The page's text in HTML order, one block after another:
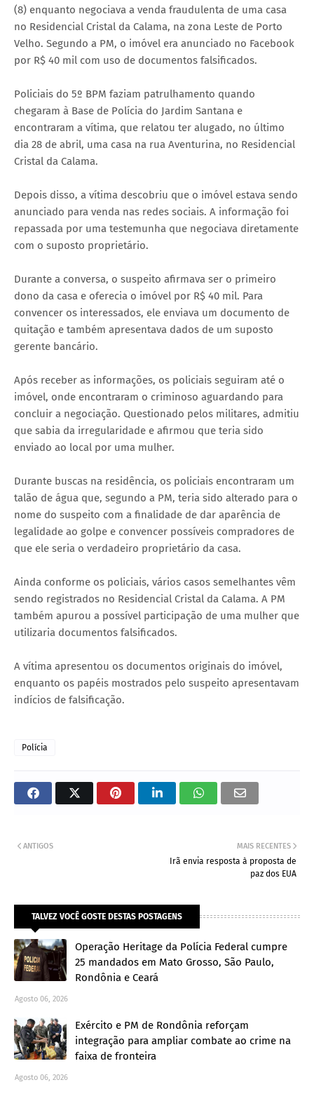
(8) enquanto negociava a venda fraudulenta de uma casa
no Residencial Cristal da Calama, na zona Leste de Porto
Velho. Segundo a PM, o imóvel era anunciado no Facebook
por R$ 40 mil com uso de documentos falsificados.
Policiais do 5º BPM faziam patrulhamento quando
chegaram à Base de Polícia do Jardim Santana e
encontraram a vítima, que relatou ter alugado, no último
dia 28 de abril, uma casa na rua Aventurina, no Residencial
Cristal da Calama.
Depois disso, a vítima descobriu que o imóvel estava sendo
anunciado para venda nas redes sociais. A informação foi
repassada por uma testemunha que negociava diretamente
com o suposto proprietário.
Durante a conversa, o suspeito afirmava ser o primeiro
dono da casa e oferecia o imóvel por R$ 40 mil. Para
convencer os interessados, ele enviava um documento de
quitação e também apresentava dados de um suposto
gerente bancário.
Após receber as informações, os policiais seguiram até o
imóvel, onde encontraram o criminoso aguardando para
concluir a negociação. Questionado pelos militares, admitiu
que sabia da irregularidade e afirmou que teria sido
enviado ao local por uma mulher.
Durante buscas na residência, os policiais encontraram um
talão de água que, segundo a PM, teria sido alterado para o
nome do suspeito com a finalidade de dar aparência de
legalidade ao golpe e convencer possíveis compradores de
que ele seria o verdadeiro proprietário da casa.
Ainda conforme os policiais, vários casos semelhantes vêm
sendo registrados no Residencial Cristal da Calama. A PM
também apurou a possível participação de uma mulher que
utilizaria documentos falsificados.
A vítima apresentou os documentos originais do imóvel,
enquanto os papéis mostrados pelo suspeito apresentavam
indícios de falsificação.
Polícia
MAIS RECENTES
Irã envia resposta à proposta de
paz dos EUA
ANTIGOS
TALVEZ VOCÊ GOSTE DESTAS POSTAGENS
Operação Heritage da Polícia Federal cumpre
25 mandados em Mato Grosso, São Paulo,
Rondônia e Ceará
Agosto 06, 2026
Exército e PM de Rondônia reforçam
integração para ampliar combate ao crime na
faixa de fronteira
Agosto 06, 2026